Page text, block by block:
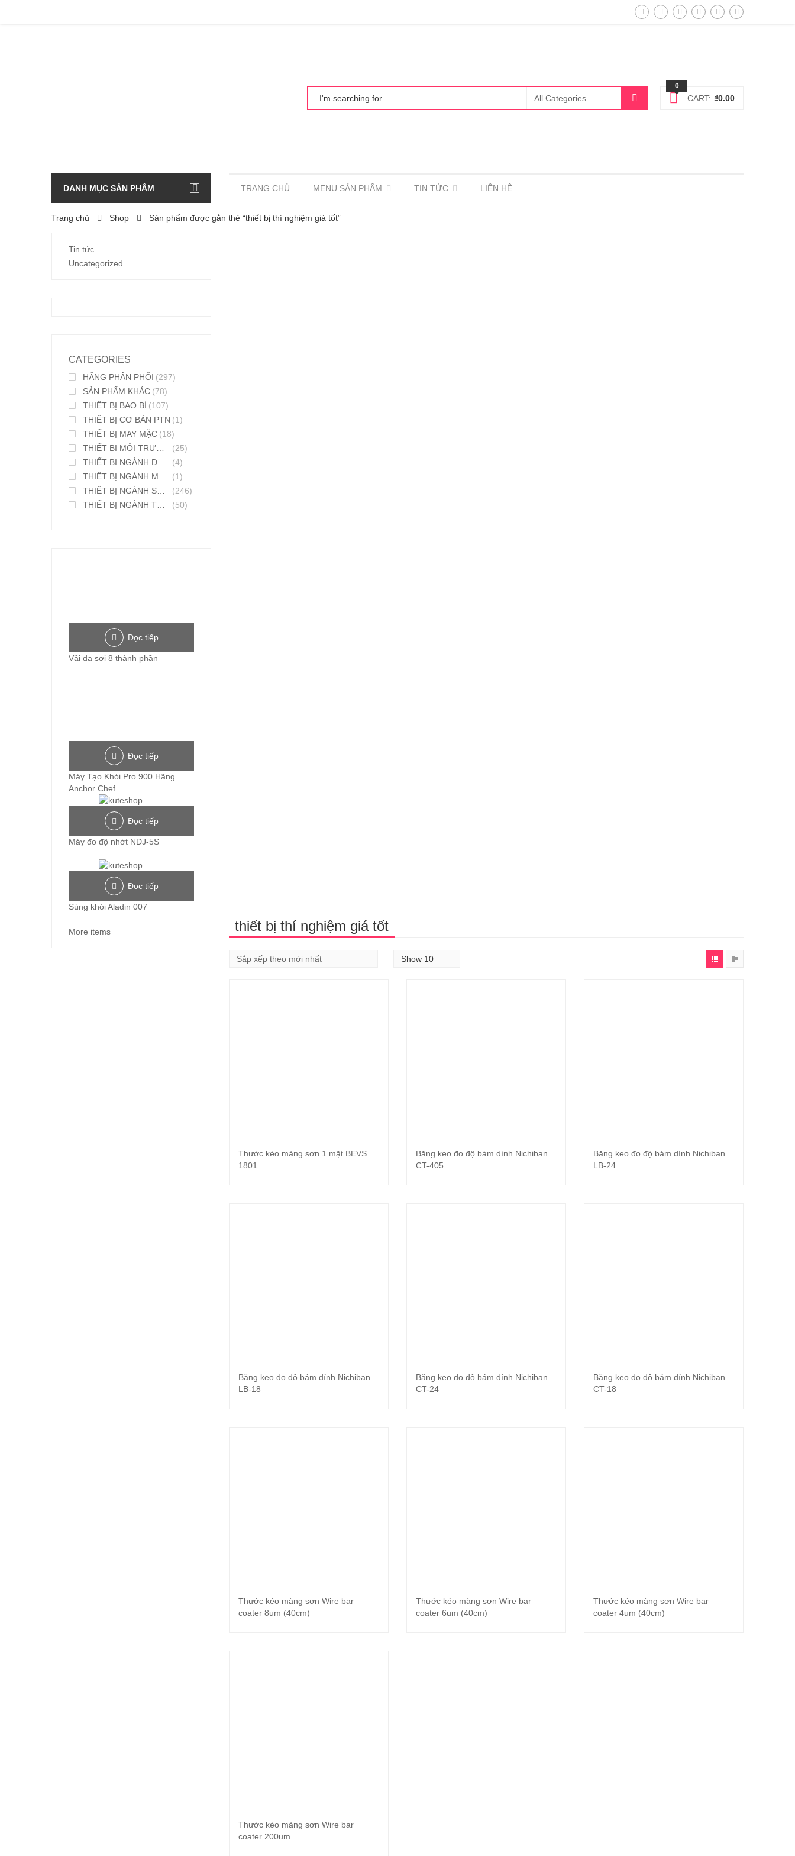
0
CART: ₫0.00
DANH MỤC SẢN PHẨM TRANG CHỦ MENU SẢN PHẨM TIN TỨC LIÊN HỆ
Trang chủ Shop Sản phẩm được gắn thẻ “thiết bị thí nghiệm giá tốt”
thiết bị thí nghiệm giá tốt
Đọc tiếp
Thước kéo màng sơn 1 mặt BEVS
1801
Đọc tiếp
Băng keo đo độ bám dính Nichiban
CT-405
Đọc tiếp
Băng keo đo độ bám dính Nichiban
LB-24
Đọc tiếp
Băng keo đo độ bám dính Nichiban
LB-18
Đọc tiếp
Băng keo đo độ bám dính Nichiban
CT-24
Đọc tiếp
Băng keo đo độ bám dính Nichiban
CT-18
Đọc tiếp
Thước kéo màng sơn Wire bar
coater 8um (40cm)
Đọc tiếp
Thước kéo màng sơn Wire bar
coater 6um (40cm)
Đọc tiếp
Thước kéo màng sơn Wire bar
coater 4um (40cm)
Đọc tiếp
Thước kéo màng sơn Wire bar
coater 200um
Tin tức
Uncategorized
CATEGORIES
HÃNG PHÂN PHỐI (297)
SẢN PHẨM KHÁC (78)
THIẾT BỊ BAO BÌ (107)
THIẾT BỊ CƠ BẢN PTN (1)
THIẾT BỊ MAY MẶC (18)
THIẾT BỊ MÔI TRƯỜNG
(25)
THIẾT BỊ NGÀNH DƯỢC PHẨM
(4)
THIẾT BỊ NGÀNH MỸ PHẨM
(1)
THIẾT BỊ NGÀNH SƠN MỰC IN
(246)
THIẾT BỊ NGÀNH THỰC PHẨM
(50)
Đọc tiếp
Vải đa sợi 8 thành phần
Đọc tiếp
Máy Tạo Khói Pro 900 Hãng
Anchor Chef
Đọc tiếp
Máy đo độ nhớt NDJ-5S
Đọc tiếp
Súng khói Aladin 007
More items